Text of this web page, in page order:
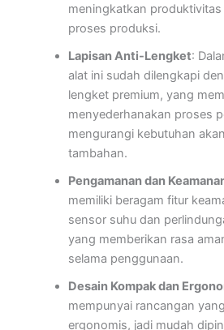
meningkatkan
proses produksi.
Lapisan Anti-Lengket:
alat ini sudah dilengkapi
lengket premium, yang
menyederhanakan proses
mengurangi kebutuhan
tambahan.
Pengamanan dan
memiliki beragam fitur
sensor suhu dan
yang memberikan rasa
selama penggunaan.
Desain Kompak dan
mempunyai rancangan
ergonomis, jadi mudah